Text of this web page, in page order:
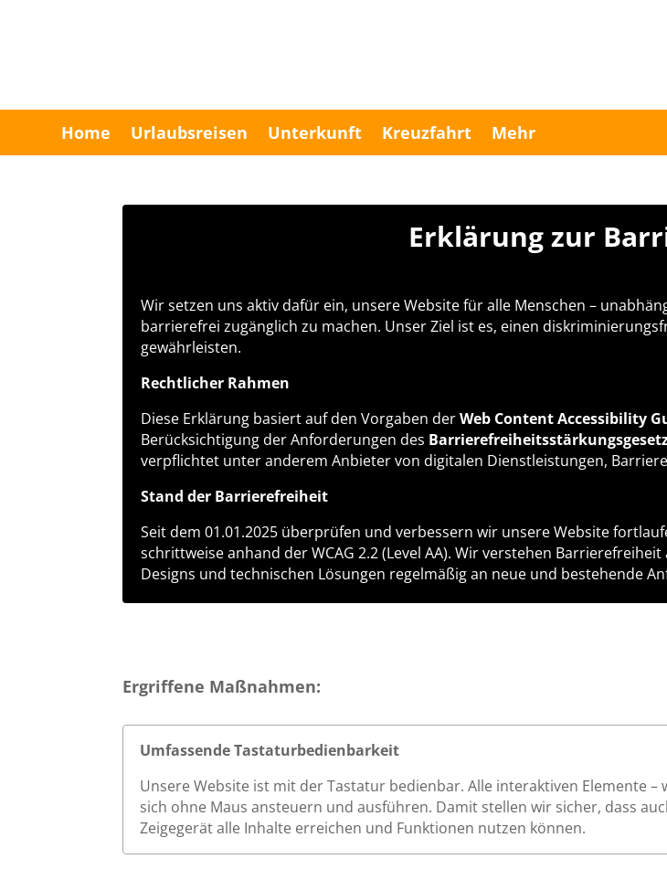
Home Urlaubsreisen Unterkunft Kreuzfahrt Mehr
Erklärung zur
Wir setzen uns aktiv dafür ein, unsere Website für alle Menschen –
barrierefrei zugänglich zu machen. Unser Ziel ist es, einen
gewährleisten.
Rechtlicher Rahmen
Diese Erklärung basiert auf den Vorgaben derWeb Content Accessibility
Berücksichtigung der Anforderungen des
verpflichtet unter anderem Anbieter von digitalen Dienstleistungen,
Stand der Barrierefreiheit
Seit dem 01.01.2025 überprüfen und verbessern wir unsere Website
schrittweise anhand der WCAG 2.2 (Level AA). Wir verstehen
Designs und technischen Lösungen regelmäßig an neue und bestehende
Ergriffene Maßnahmen:
Umfassende Tastaturbedienbarkeit
Unsere Website ist mit der Tastatur bedienbar. Alle interaktiven Elemente
sich ohne Maus ansteuern und ausführen. Damit stellen wir sicher, dass
Zeigegerät alle Inhalte erreichen und Funktionen nutzen können.